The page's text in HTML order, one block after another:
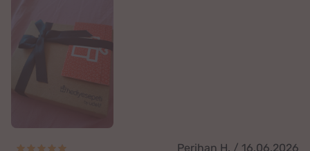
Perihan H. / 16.06.2026